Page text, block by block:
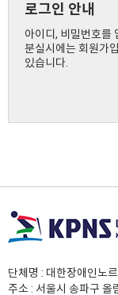
로그인 안내
아이디, 비밀번호를
분실시에는 회원가
있습니다.
단체명 : 대한장애인노
주소 : 서울시 송파구